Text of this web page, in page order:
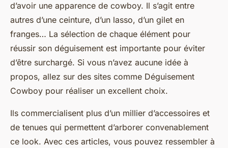
d’avoir une apparence de cowboy. Il s’agit entre
autres d’une ceinture, d’un lasso, d’un gilet en
franges… La sélection de chaque élément pour
réussir son déguisement est importante pour éviter
d’être surchargé. Si vous n’avez aucune idée à
propos, allez sur des sites comme Déguisement
Cowboy pour réaliser un excellent choix.
Ils commercialisent plus d’un millier d’accessoires et
de tenues qui permettent d’arborer convenablement
ce look. Avec ces articles, vous pouvez ressembler à